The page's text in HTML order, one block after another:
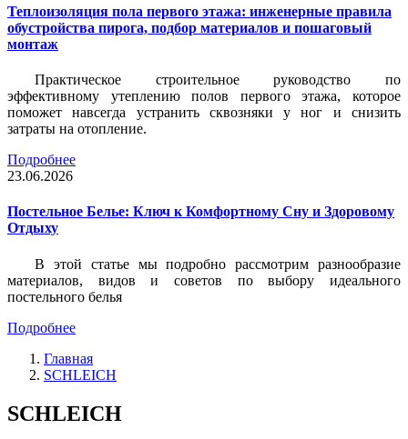
Теплоизоляция пола первого этажа: инженерные правила
обустройства пирога, подбор материалов и пошаговый
монтаж
Практическое строительное руководство по
эффективному утеплению полов первого этажа, которое
поможет навсегда устранить сквозняки у ног и снизить
затраты на отопление.
Подробнее
23.06.2026
Постельное Белье: Ключ к Комфортному Сну и Здоровому
Отдыху
В этой статье мы подробно рассмотрим разнообразие
материалов, видов и советов по выбору идеального
постельного белья
Подробнее
Главная
SCHLEICH
SCHLEICH